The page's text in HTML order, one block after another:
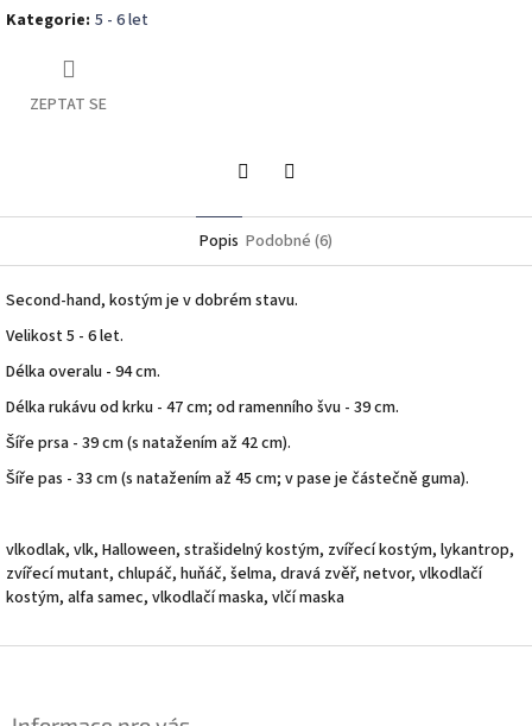
Kategorie: 5 - 6 let
ZEPTAT SE
Popis Podobné (6)
Second-hand, kostým je v dobrém stavu.
Velikost 5 - 6 let.
Délka overalu - 94 cm.
Délka rukávu od krku - 47 cm; od ramenního švu - 39 cm.
Šíře prsa - 39 cm (s natažením až 42 cm).
Šíře pas - 33 cm (s natažením až 45 cm; v pase je částečně guma).
vlkodlak, vlk, Halloween, strašidelný kostým, zvířecí kostým, lykantrop,
zvířecí mutant, chlupáč, huňáč, šelma, dravá zvěř, netvor, vlkodlačí
kostým, alfa samec, vlkodlačí maska, vlčí maska